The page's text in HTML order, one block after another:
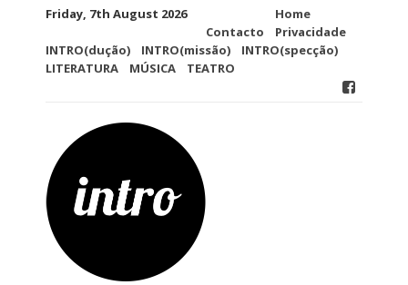
Friday, 7th August 2026
Contacto
Home
Privacidade
INTRO(dução)
INTRO(missão)
INTRO(specção)
LITERATURA
MÚSICA TEATRO